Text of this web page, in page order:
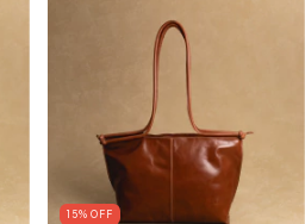
15% OFF